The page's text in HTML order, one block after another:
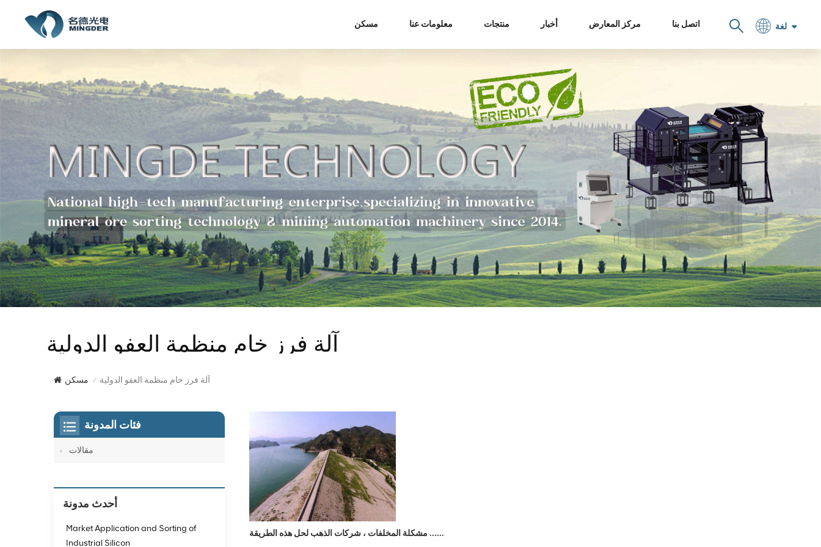
لغة مسكن معلومات عنا منتجات أخبار مركز المعارض اتصل بنا
آلة فرز خام منظمة العفو الدولية
مسكن / آلة فرز خام منظمة العفو الدولية
مشكلة المخلفات ، شركات الذهب لحل هذه الطريقة ......
فئات المدونة
مقالات
أحدث مدونة
Market Application and Sorting of
Industrial Silicon